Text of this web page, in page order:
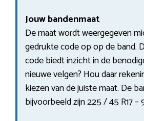
Jouw bandenmaat
De maat wordt weergegeven
gedrukte code op op de band.
code biedt inzicht in de
nieuwe velgen? Hou daar
kiezen van de juiste maat. De
bijvoorbeeld zijn 225 / 45 R17 –